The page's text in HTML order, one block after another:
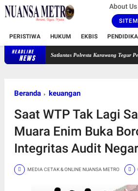
About Us
PERISTIWA HUKUM EKBIS
HEADLINE
NEWS
Satlantas Polresta Karawang Tegur Pengendara
Beranda keuangan
Saat WTP Tak Lagi
Muara Enim Buka
Integritas Audit
MEDIA CETAK & ONLINE NUANSA METRO